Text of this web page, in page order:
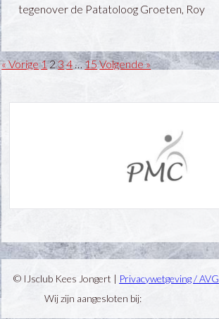
tegenover de Patatoloog Groeten, Roy
« Vorige 123 4 …15Volgende »
© IJsclub Kees Jongert | Privacywetgeving / AVG
Wij zijn aangesloten bij: